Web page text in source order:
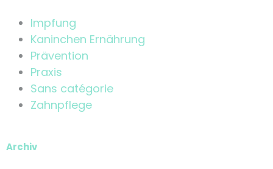
Impfung
Kaninchen Ernährung
Prävention
Praxis
Sans catégorie
Zahnpflege
Archiv